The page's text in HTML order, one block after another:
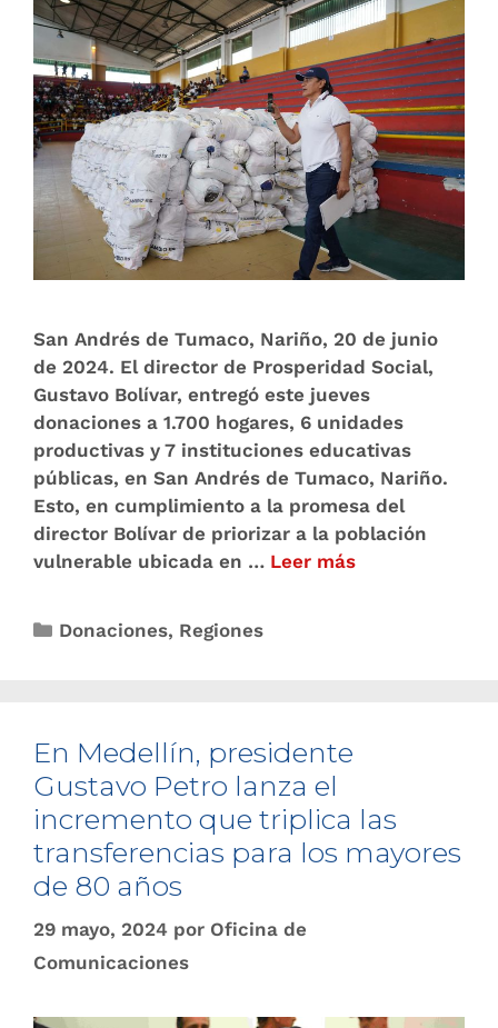
San Andrés de Tumaco, Nariño, 20 de junio
de 2024. El director de Prosperidad Social,
Gustavo Bolívar, entregó este jueves
donaciones a 1.700 hogares, 6 unidades
productivas y 7 instituciones educativas
públicas, en San Andrés de Tumaco, Nariño.
Esto, en cumplimiento a la promesa del
director Bolívar de priorizar a la población
vulnerable ubicada en … Leer más
Donaciones, Regiones
En Medellín, presidente
Gustavo Petro lanza el
incremento que triplica las
transferencias para los mayores
de 80 años
29 mayo, 2024 por Oficina de
Comunicaciones